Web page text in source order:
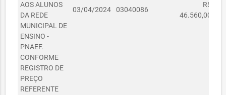
AOS ALUNOS
DA REDE
MUNICIPAL DE
ENSINO -
PNAEF.
CONFORME
REGISTRO DE
PREÇO
REFERENTE
03/04/2024 03040086
R$
46.560,00